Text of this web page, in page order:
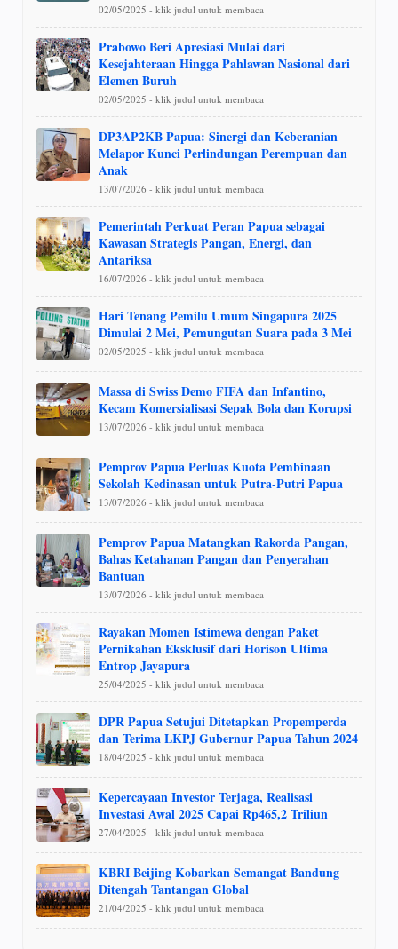
02/05/2025 - klik judul untuk membaca
Prabowo Beri Apresiasi Mulai dari
Kesejahteraan Hingga Pahlawan Nasional dari
Elemen Buruh
02/05/2025 - klik judul untuk membaca
DP3AP2KB Papua: Sinergi dan Keberanian
Melapor Kunci Perlindungan Perempuan dan
Anak
13/07/2026 - klik judul untuk membaca
Pemerintah Perkuat Peran Papua sebagai
Kawasan Strategis Pangan, Energi, dan
Antariksa
16/07/2026 - klik judul untuk membaca
Hari Tenang Pemilu Umum Singapura 2025
Dimulai 2 Mei, Pemungutan Suara pada 3 Mei
02/05/2025 - klik judul untuk membaca
Massa di Swiss Demo FIFA dan Infantino,
Kecam Komersialisasi Sepak Bola dan Korupsi
13/07/2026 - klik judul untuk membaca
Pemprov Papua Perluas Kuota Pembinaan
Sekolah Kedinasan untuk Putra-Putri Papua
13/07/2026 - klik judul untuk membaca
Pemprov Papua Matangkan Rakorda Pangan,
Bahas Ketahanan Pangan dan Penyerahan
Bantuan
13/07/2026 - klik judul untuk membaca
Rayakan Momen Istimewa dengan Paket
Pernikahan Eksklusif dari Horison Ultima
Entrop Jayapura
25/04/2025 - klik judul untuk membaca
DPR Papua Setujui Ditetapkan Propemperda
dan Terima LKPJ Gubernur Papua Tahun 2024
18/04/2025 - klik judul untuk membaca
Kepercayaan Investor Terjaga, Realisasi
Investasi Awal 2025 Capai Rp465,2 Triliun
27/04/2025 - klik judul untuk membaca
KBRI Beijing Kobarkan Semangat Bandung
Ditengah Tantangan Global
21/04/2025 - klik judul untuk membaca